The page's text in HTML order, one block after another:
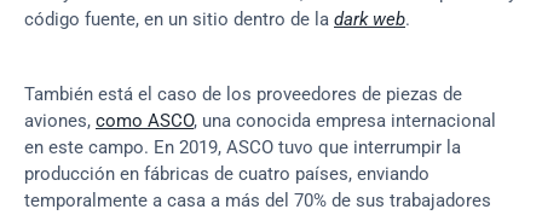
código fuente, en un sitio dentro de la dark web.
También está el caso de los proveedores de piezas de
aviones, como ASCO, una conocida empresa internacional
en este campo. En 2019, ASCO tuvo que interrumpir la
producción en fábricas de cuatro países, enviando
temporalmente a casa a más del 70% de sus trabajadores